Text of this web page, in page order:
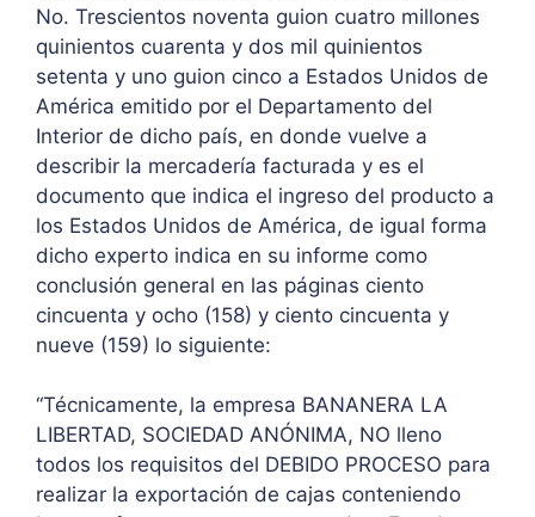
No. Trescientos noventa guion cuatro millones
quinientos cuarenta y dos mil quinientos
setenta y uno guion cinco a Estados Unidos de
América emitido por el Departamento del
Interior de dicho país, en donde vuelve a
describir la mercadería facturada y es el
documento que indica el ingreso del producto a
los Estados Unidos de América, de igual forma
dicho experto indica en su informe como
conclusión general en las páginas ciento
cincuenta y ocho (158) y ciento cincuenta y
nueve (159) lo siguiente:
“Técnicamente, la empresa BANANERA LA
LIBERTAD, SOCIEDAD ANÓNIMA, NO lleno
todos los requisitos del DEBIDO PROCESO para
realizar la exportación de cajas conteniendo